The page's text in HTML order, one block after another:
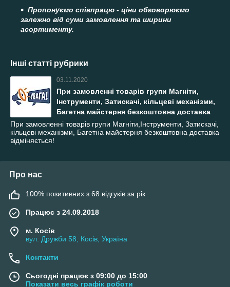
Пропонуємо співпрацю - ціни обговорюємо
залежно від суми замовлення та ширини
асортименту.
Інші статті рубрики
03.11.2020
При замовленні товарів групи Магніти,
Інструменти, Затискачі, кільцеві механізми,
Багетна майстерня безкоштовна доставка
відміняється!
При замовленні товарів групи Магніти,Інструменти, Затискачі,
кільцеві механізми, Багетна майстерня безкоштовна доставка
відміняється!
Про нас
100% позитивних з 68 відгуків за рік
Працює з 24.09.2018
м. Косів
вул. Дружби 58, Косів, Україна
Контакти
Сьогодні працює з 09:00 до 15:00
Показати весь графік роботи